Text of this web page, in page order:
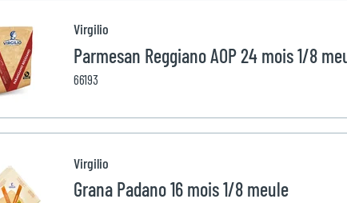
Virgilio
Parmesan Reggiano AOP 24 mois 1/8
66193
Virgilio
Grana Padano 16 mois 1/8 meule